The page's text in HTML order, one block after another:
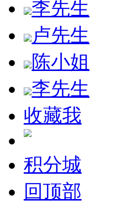
李先生
卢先生
陈小姐
李先生
收藏我
积分城
回顶部